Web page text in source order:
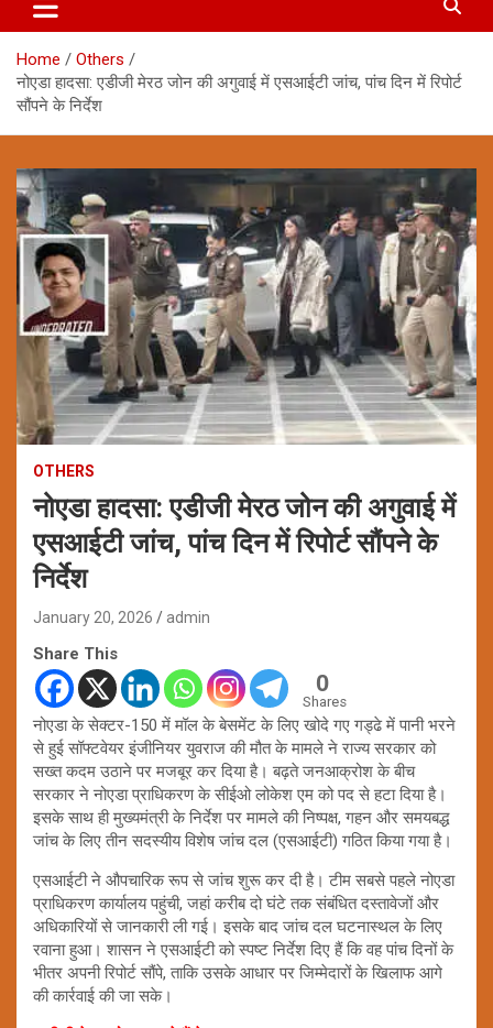
Home
Others
नोएडा हादसा: एडीजी मेरठ जोन की अगुवाई में एसआईटी जांच, पांच दिन में रिपोर्ट
सौंपने के निर्देश
OTHERS
नोएडा हादसा: एडीजी मेरठ जोन की अगुवाई में
एसआईटी जांच, पांच दिन में रिपोर्ट सौंपने के
निर्देश
January 20, 2026 admin
Share This
0
Shares
नोएडा के सेक्टर-150 में मॉल के बेसमेंट के लिए खोदे गए गड्ढे में पानी भरने
से हुई सॉफ्टवेयर इंजीनियर युवराज की मौत के मामले ने राज्य सरकार को
सख्त कदम उठाने पर मजबूर कर दिया है। बढ़ते जनआक्रोश के बीच
सरकार ने नोएडा प्राधिकरण के सीईओ लोकेश एम को पद से हटा दिया है।
इसके साथ ही मुख्यमंत्री के निर्देश पर मामले की निष्पक्ष, गहन और समयबद्ध
जांच के लिए तीन सदस्यीय विशेष जांच दल (एसआईटी) गठित किया गया है।
एसआईटी ने औपचारिक रूप से जांच शुरू कर दी है। टीम सबसे पहले नोएडा
प्राधिकरण कार्यालय पहुंची, जहां करीब दो घंटे तक संबंधित दस्तावेजों और
अधिकारियों से जानकारी ली गई। इसके बाद जांच दल घटनास्थल के लिए
रवाना हुआ। शासन ने एसआईटी को स्पष्ट निर्देश दिए हैं कि वह पांच दिनों के
भीतर अपनी रिपोर्ट सौंपे, ताकि उसके आधार पर जिम्मेदारों के खिलाफ आगे
की कार्रवाई की जा सके।